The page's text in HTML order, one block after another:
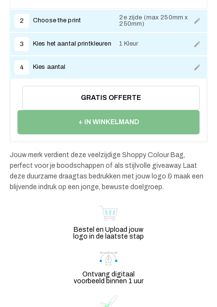
2 Choose the print
2e zijde (max 250mm x
250mm)
3 Kies het aantal printkleuren 1 Kleur
4 Kies aantal
GRATIS OFFERTE
+ IN WINKELMAND
Jouw merk verdient deze veelzijdige Shoppy Colour Bag,
perfect voor je boodschappen of als stijlvolle giveaway. Laat
deze duurzame draagtas bedrukken met jouw logo & maak een
blijvende indruk op een jonge, bewuste doelgroep.
Bestel en Upload jouw
logo in de laatste stap
Ontvang digitaal
voorbeeld binnen 1 uur